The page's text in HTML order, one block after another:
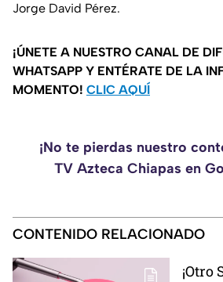
Jorge David Pérez.
¡ÚNETE A NUESTRO CANAL DE
WHATSAPP Y ENTÉRATE DE LA
MOMENTO! CLIC AQUÍ
¡No te pierdas nuestro
TV Azteca Chiapas en
CONTENIDO RELACIONADO
¡Otro